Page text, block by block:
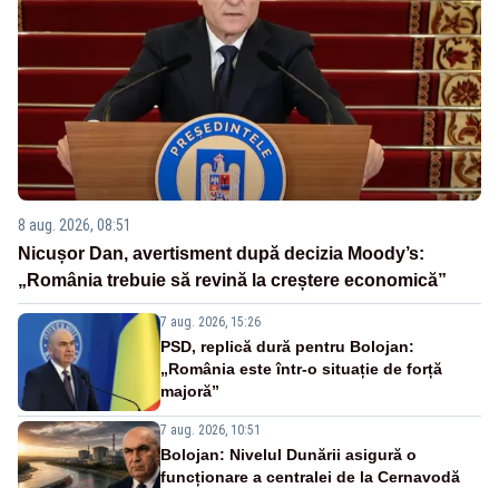
8 aug. 2026, 08:51
Nicușor Dan, avertisment după decizia Moody’s:
„România trebuie să revină la creștere economică”
7 aug. 2026, 15:26
PSD, replică dură pentru Bolojan:
„România este într-o situație de forță
majoră”
7 aug. 2026, 10:51
Bolojan: Nivelul Dunării asigură o
funcționare a centralei de la Cernavodă